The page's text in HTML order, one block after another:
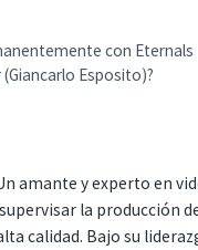
con Eternals
Esposito)?
amante y experto en
la producción
calidad. Bajo su